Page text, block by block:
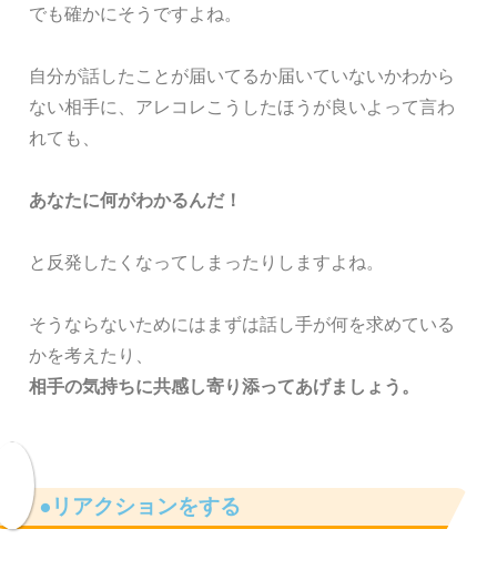
でも確かにそうですよね。
自分が話したことが届いてるか届いていないかわから
ない相手に、アレコレこうしたほうが良いよって言わ
れても、
あなたに何がわかるんだ！
と反発したくなってしまったりしますよね。
そうならないためにはまずは話し手が何を求めている
かを考えたり、
相手の気持ちに共感し寄り添ってあげましょう。
●リアクションをする